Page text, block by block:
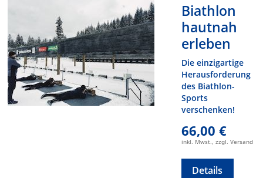
Biathlon
hautnah
erleben
Die einzigartige
Herausforderung
des Biathlon-
Sports
verschenken!
66,00 €
inkl. Mwst., zzgl. Versand
Details